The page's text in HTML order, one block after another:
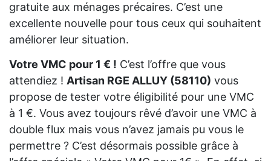
gratuite aux ménages précaires. C’est une
excellente nouvelle pour tous ceux qui souhaitent
améliorer leur situation.
Votre VMC pour 1 € ! C’est l’offre que vous
attendiez ! Artisan RGE ALLUY (58110) vous
propose de tester votre éligibilité pour une VMC
à 1 €. Vous avez toujours rêvé d’avoir une VMC à
double flux mais vous n’avez jamais pu vous le
permettre ? C’est désormais possible grâce à